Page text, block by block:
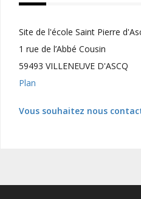
Site de l'école Saint Pierre
1 rue de l’Abbé Cousin
59493 VILLENEUVE D'ASCQ
Plan
Vous souhaitez nous